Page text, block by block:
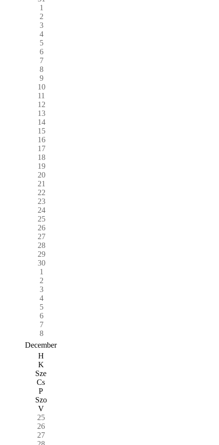
1
2
3
4
5
6
7
8
9
10
11
12
13
14
15
16
17
18
19
20
21
22
23
24
25
26
27
28
29
30
1
2
3
4
5
6
7
8
December
H
K
Sze
Cs
P
Szo
V
25
26
27